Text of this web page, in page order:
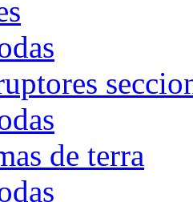
de terra